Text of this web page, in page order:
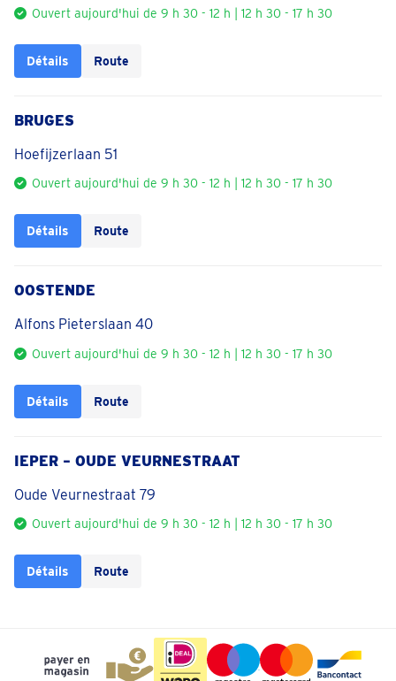
Ouvert aujourd'hui de 9 h 30 - 12 h | 12 h 30 - 17 h 30
Détails Route
BRUGES
Hoefijzerlaan 51
Ouvert aujourd'hui de 9 h 30 - 12 h | 12 h 30 - 17 h 30
Détails Route
OOSTENDE
Alfons Pieterslaan 40
Ouvert aujourd'hui de 9 h 30 - 12 h | 12 h 30 - 17 h 30
Détails Route
IEPER – OUDE VEURNESTRAAT
Oude Veurnestraat 79
Ouvert aujourd'hui de 9 h 30 - 12 h | 12 h 30 - 17 h 30
Détails Route